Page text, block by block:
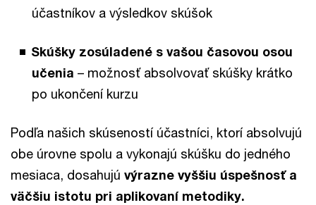
účastníkov a výsledkov skúšok
Skúšky zosúladené s vašou časovou osou
učenia – možnosť absolvovať skúšky krátko
po ukončení kurzu
Podľa našich skúseností účastníci, ktorí absolvujú
obe úrovne spolu a vykonajú skúšku do jedného
mesiaca, dosahujú výrazne vyššiu úspešnosť a
väčšiu istotu pri aplikovaní metodiky.